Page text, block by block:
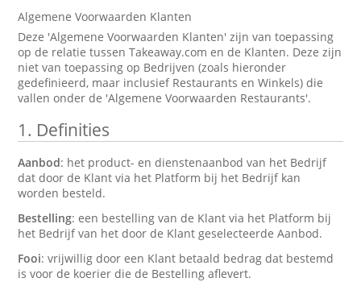
Algemene Voorwaarden Klanten
Deze 'Algemene Voorwaarden Klanten' zijn van toepassing
op de relatie tussen Takeaway.com en de Klanten. Deze zijn
niet van toepassing op Bedrijven (zoals hieronder
gedefinieerd, maar inclusief Restaurants en Winkels) die
vallen onder de 'Algemene Voorwaarden Restaurants'.
1. Definities
Aanbod: het product- en dienstenaanbod van het Bedrijf
dat door de Klant via het Platform bij het Bedrijf kan
worden besteld.
Bestelling: een bestelling van de Klant via het Platform bij
het Bedrijf van het door de Klant geselecteerde Aanbod.
Fooi: vrijwillig door een Klant betaald bedrag dat bestemd
is voor de koerier die de Bestelling aflevert.